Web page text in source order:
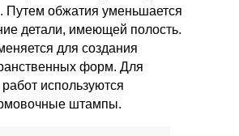
Путем обжатия уменьшается
детали, имеющей полость.
для создания
форм. Для
используются
штампы.